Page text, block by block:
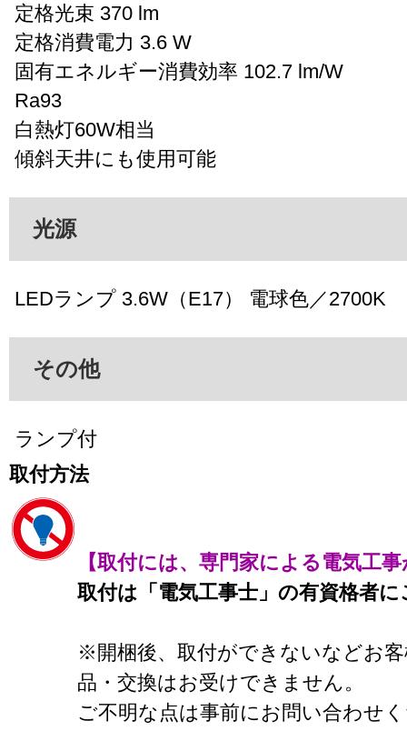
定格光束 370 lm
定格消費電力 3.6 W
固有エネルギー消費効率 102.7 lm/W
Ra93
白熱灯60W相当
傾斜天井にも使用可能
光源
LEDランプ 3.6W（E17） 電球色／2700K
その他
ランプ付
取付方法
【取付には、専門家による電気工
取付は「電気工事士」の有資格者
※開梱後、取付ができないなどお
品・交換はお受けできません。
ご不明な点は事前にお問い合わせ